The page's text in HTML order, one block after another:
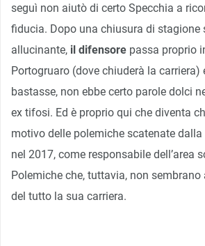
seguì non aiutò di certo Specchia a
fiducia. Dopo una chiusura di stagione
allucinante, il difensore passa proprio
Portogruaro (dove chiuderà la carriera)
bastasse, non ebbe certo parole dolci
ex tifosi. Ed è proprio qui che diventa
motivo delle polemiche scatenate
nel 2017, come responsabile dell’area
Polemiche che, tuttavia, non
del tutto la sua carriera.